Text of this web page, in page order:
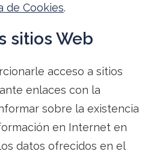
de Cookies.
sitios Web
acceso a sitios
enlaces con la
sobre la existencia
en Internet en
datos ofrecidos en el